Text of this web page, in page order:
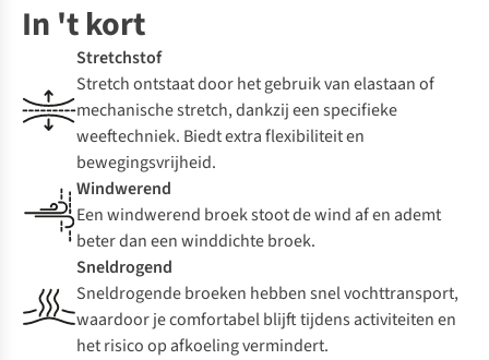
In 't kort
Stretchstof
Stretch ontstaat door het gebruik van elastaan of
mechanische stretch, dankzij een specifieke
weeftechniek. Biedt extra flexibiliteit en
bewegingsvrijheid.
Windwerend
Een windwerend broek stoot de wind af en ademt
beter dan een winddichte broek.
Sneldrogend
Sneldrogende broeken hebben snel vochttransport,
waardoor je comfortabel blijft tijdens activiteiten en
het risico op afkoeling vermindert.